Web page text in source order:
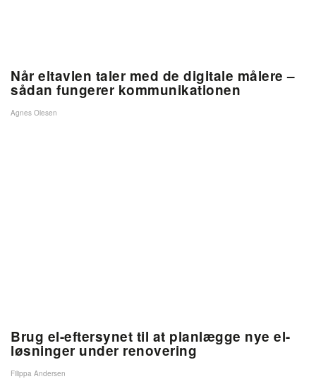
Når eltavlen taler med de digitale målere –
sådan fungerer kommunikationen
Agnes Olesen
Brug el-eftersynet til at planlægge nye el-
løsninger under renovering
Filippa Andersen